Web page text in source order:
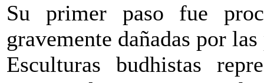
Su primer paso fue
gravemente dañadas por
Esculturas budhistas